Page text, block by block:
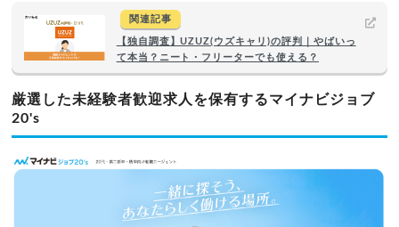
関連記事
【独自調査】UZUZ(ウズキャリ)の評判｜やばいっ
て本当？ニート・フリーターでも使える？
厳選した未経験者歓迎求人を保有するマイナビジョブ
20's